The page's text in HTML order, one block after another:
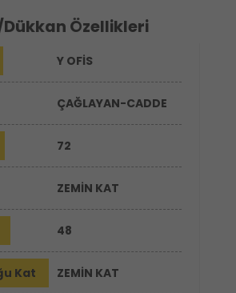
Özellikleri
Y OFİS
ÇAĞLAYAN-CADDE
72
ZEMİN KAT
48
Kat ZEMİN KAT